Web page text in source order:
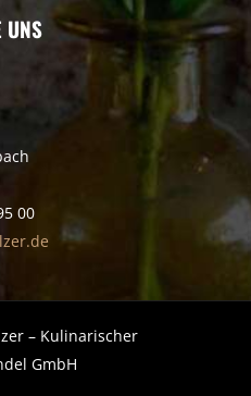
UNS
00
– Kulinarischer
GmbH